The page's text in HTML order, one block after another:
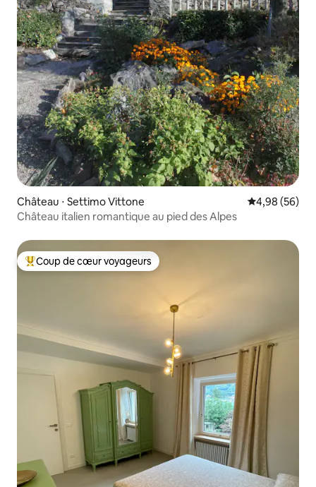
Château ⋅ Settimo Vittone Évaluation
4,98 (56)
Château italien romantique au pied des Alpes
Coups de cœur voyageurs les plus appréciés
Coup de cœur voyageurs